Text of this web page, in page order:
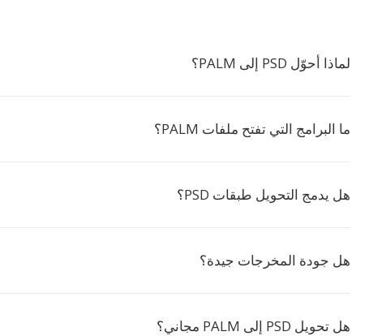
لماذا أحوّل PSD إلى PALM؟
ما البرامج التي تفتح ملفات PALM؟
هل يدمج التحويل طبقات PSD؟
هل جودة المخرجات جيدة؟
هل تحويل PSD إلى PALM مجاني؟